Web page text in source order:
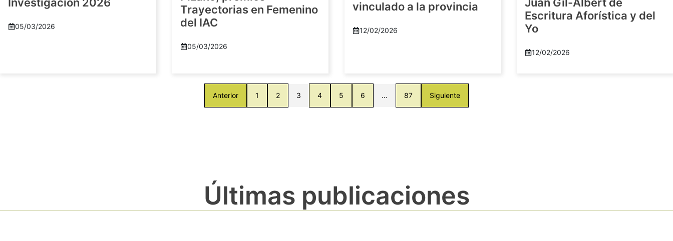
Investigación 2026
05/03/2026
Trayectorias en Femenino
del IAC
05/03/2026
vinculado a la provincia
12/02/2026
Juan Gil-Albert de
Escritura Aforística y del
Yo
12/02/2026
Anterior 1 2 3 4 5 6 … 87 Siguiente
Últimas publicaciones